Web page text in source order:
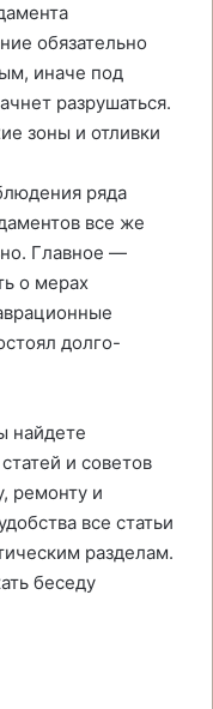
обязательно
иначе под
разрушаться.
зоны и отливки
ряда
все же
Главное —
о мерах
долго-
найдете
и советов
ремонту и
все статьи
разделам.
беседу